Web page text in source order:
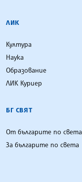
ЛИК
Култура
Наука
Образование
ЛИК Куриер
БГ СВЯТ
От българите по света
За българите по света